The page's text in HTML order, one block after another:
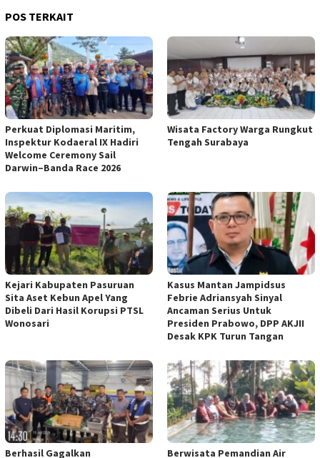
POS TERKAIT
Perkuat Diplomasi Maritim,
Inspektur Kodaeral IX Hadiri
Welcome Ceremony Sail
Darwin–Banda Race 2026
Wisata Factory Warga Rungkut
Tengah Surabaya
Kejari Kabupaten Pasuruan
Sita Aset Kebun Apel Yang
Dibeli Dari Hasil Korupsi PTSL
Wonosari
Kasus Mantan Jampidsus
Febrie Adriansyah Sinyal
Ancaman Serius Untuk
Presiden Prabowo, DPP AKJII
Desak KPK Turun Tangan
Berhasil Gagalkan Berwisata Pemandian Air